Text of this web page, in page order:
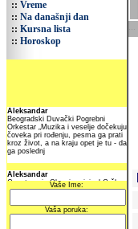
:: Vreme
:: Na današnji dan
:: Kursna lista
:: Horoskop